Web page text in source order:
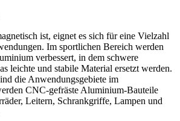
ist, eignet es sich für eine Vielzahl
Im sportlichen Bereich werden
verbessert, in dem schwere
leichte und stabile Material ersetzt werden.
die Anwendungsgebiete im
CNC-gefräste Aluminium-Bauteile
Leitern, Schrankgriffe, Lampen und